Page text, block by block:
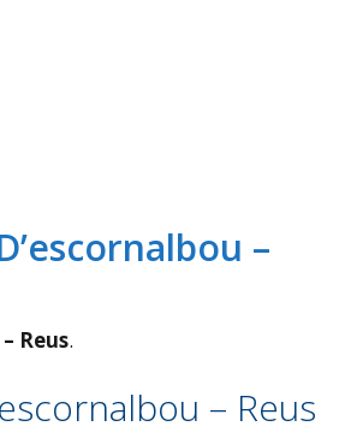
–
Reus.
– Reus